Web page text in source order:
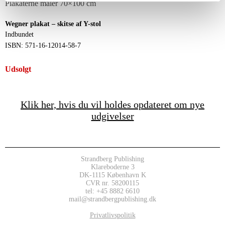
Plakaterne måler 70×100 cm
Wegner plakat – skitse af Y-stol
Indbundet
ISBN: 571-16-12014-58-7
Udsolgt
Klik her, hvis du vil holdes opdateret om nye
udgivelser
Strandberg Publishing
Klareboderne 3
DK-1115 København K
CVR nr. 58200115
tel: +45 8882 6610
mail@strandbergpublishing.dk
Privatlivspolitik